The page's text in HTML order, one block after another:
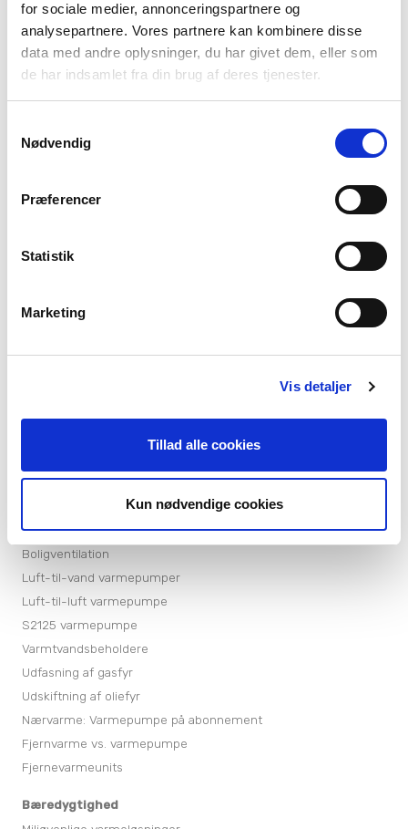
for sociale medier, annonceringspartnere og
analysepartnere. Vores partnere kan kombinere disse
data med andre oplysninger, du har givet dem, eller som
de har indsamlet fra din brug af deres tjenester.
Nødvendig
Præferencer
Statistik
Marketing
Vis detaljer
Tillad alle cookies
Kun nødvendige cookies
Varmepumper
Varmepumper til sommerhuse
Jordvarmepumper
Boligventilation
Luft-til-vand varmepumper
Luft-til-luft varmepumpe
S2125 varmepumpe
Varmtvandsbeholdere
Udfasning af gasfyr
Udskiftning af oliefyr
Nærvarme: Varmepumpe på abonnement
Fjernvarme vs. varmepumpe
Fjernevarmeunits
Bæredygtighed
Mandag - torsdag
Fredag
7.00 - 15.00
Vølund Varmeteknik
Projektløsninger til erhverv
Billedbank
Persondatapolitik